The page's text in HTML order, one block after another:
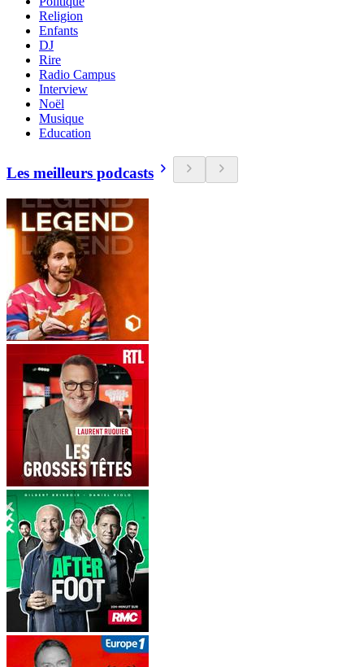
Religion
Enfants
DJ
Rire
Radio Campus
Interview
Noël
Musique
Education
Les meilleurs podcasts